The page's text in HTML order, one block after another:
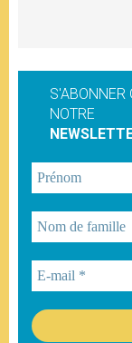
S'ABONNER
NOTRE